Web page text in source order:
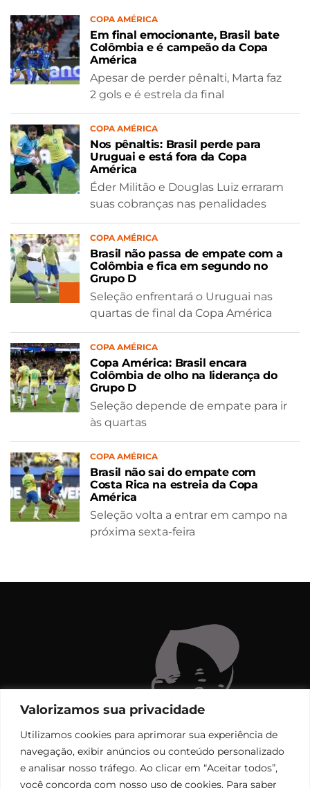
Valorizamos sua privacidade
Utilizamos cookies para aprimorar sua experiência de
navegação, exibir anúncios ou conteúdo personalizado
e analisar nosso tráfego. Ao clicar em “Aceitar todos”,
você concorda com nosso uso de cookies. Para saber
COPA AMÉRICA
Em final emocionante, Brasil bate
Colômbia e é campeão da Copa
América
Apesar de perder pênalti, Marta faz
2 gols e é estrela da final
COPA AMÉRICA
Nos pênaltis: Brasil perde para
Uruguai e está fora da Copa
América
Éder Militão e Douglas Luiz erraram
suas cobranças nas penalidades
COPA AMÉRICA
Brasil não passa de empate com a
Colômbia e fica em segundo no
Grupo D
Seleção enfrentará o Uruguai nas
quartas de final da Copa América
COPA AMÉRICA
Copa América: Brasil encara
Colômbia de olho na liderança do
Grupo D
Seleção depende de empate para ir
às quartas
COPA AMÉRICA
Brasil não sai do empate com
Costa Rica na estreia da Copa
América
Seleção volta a entrar em campo na
próxima sexta-feira